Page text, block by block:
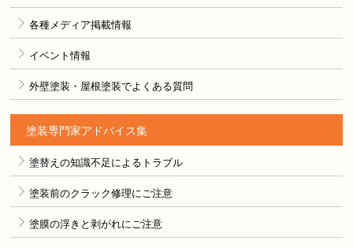
各種メディア掲載情報
イベント情報
外壁塗装・屋根塗装でよくある質問
塗装専門家アドバイス集
塗替えの知識不足によるトラブル
塗装前のクラック修理にご注意
塗膜の浮きと剥がれにご注意